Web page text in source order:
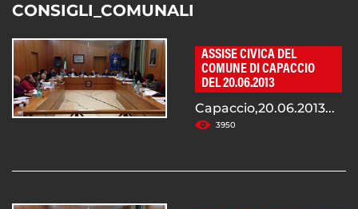
CONSIGLI_COMUNALI
ASSISE CIVICA DEL
COMUNE DI CAPACCIO
DEL 20.06.2013
Capaccio,20.06.2013...
3950